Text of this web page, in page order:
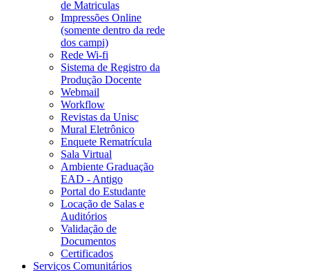
de Matriculas
Impressões Online
(somente dentro da rede
dos campi)
Rede Wi-fi
Sistema de Registro da
Produção Docente
Webmail
Workflow
Revistas da Unisc
Mural Eletrônico
Enquete Rematrícula
Sala Virtual
Ambiente Graduação
EAD - Antigo
Portal do Estudante
Locação de Salas e
Auditórios
Validação de
Documentos
Certificados
Serviços Comunitários